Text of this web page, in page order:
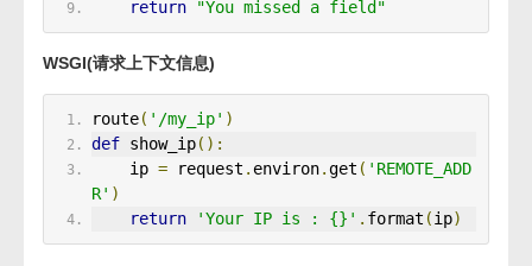
return
"You missed a field"
WSGI(请求上下文信息)
route( '/my_ip' )
def show_ip():
    ip
= request . environ.get ( 'REMOTE_ADD
R' )
return
'Your IP is : {}' . format (ip)